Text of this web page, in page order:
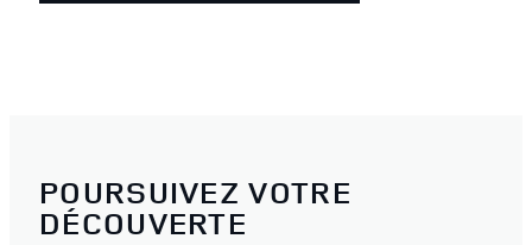
POURSUIVEZ VOTRE
DÉCOUVERTE